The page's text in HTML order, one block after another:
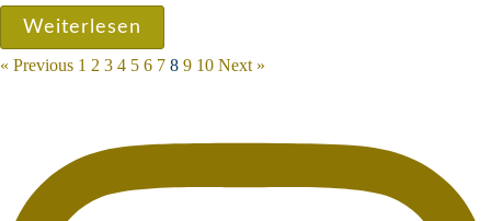
Weiterlesen
« Previous 1 2 3 4 5 6 7 8 9 10 Next »